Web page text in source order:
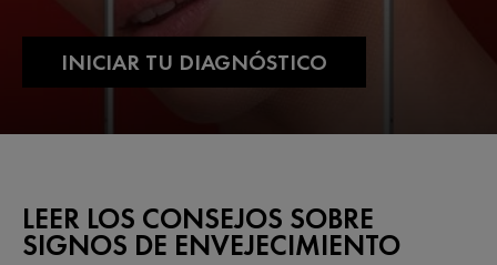
INICIAR TU DIAGNÓSTICO
LEER LOS CONSEJOS SOBRE
SIGNOS DE ENVEJECIMIENTO